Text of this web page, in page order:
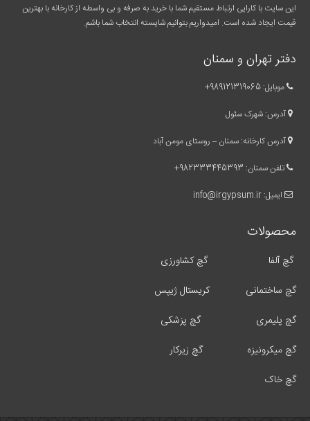
این سایت با کارایی ارتباط مستقیم شما با خرید به صرفه و بی واسطه از کارخانه با بهترین
قیمت ایجاد شده است. امیدواریم بتوانیم شایسته انتخاب شما باشم.
دفتر تهران و سمنان
موبایل: 989121319065
+
آدرس: شهرک سئول
آدرس کارخانه: سمنان – روستای مومن آباد
تلفن سمنان: 982333445393
+
ایمیل: info@irgypsum.ir
محصولات
گچ آلفا
گچ کشاورزی
گچ ساختمانی
کریستال ژیپس
گچ پلیمری
گچ پزشکی
گچ میکرونیزه
گچ زیرکار
گچ خاک